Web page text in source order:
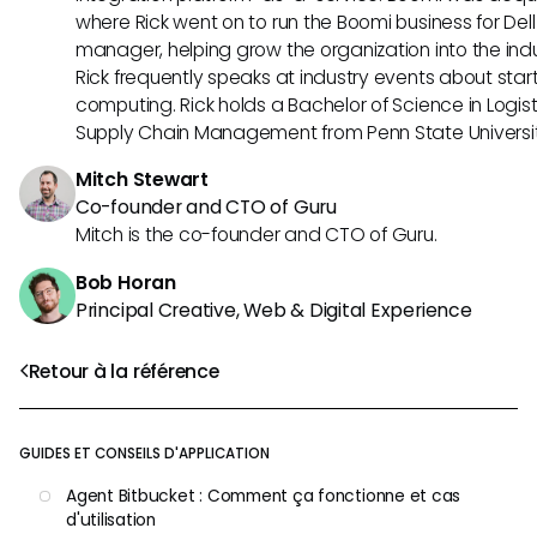
Retour à la référence
GUIDES ET CONSEILS D'APPLICATION
Agent Bitbucket : Comment ça fonctionne et cas
d'utilisation
where Rick went on to run the Boomi business for
manager, helping grow the organization into the
Rick frequently speaks at industry events about
computing. Rick holds a Bachelor of Science in
Supply Chain Management from Penn State
Mitch Stewart
Co-founder and CTO of Guru
Mitch is the co-founder and CTO of Guru.
Bob Horan
Principal Creative, Web & Digital Experience